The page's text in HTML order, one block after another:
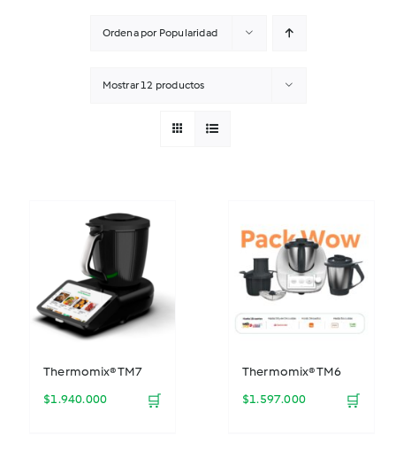
Ordena por Popularidad
Mostrar12 productos
Thermomix® TM7
$1.940.000 🛒
Thermomix® TM6
$1.597.000 🛒